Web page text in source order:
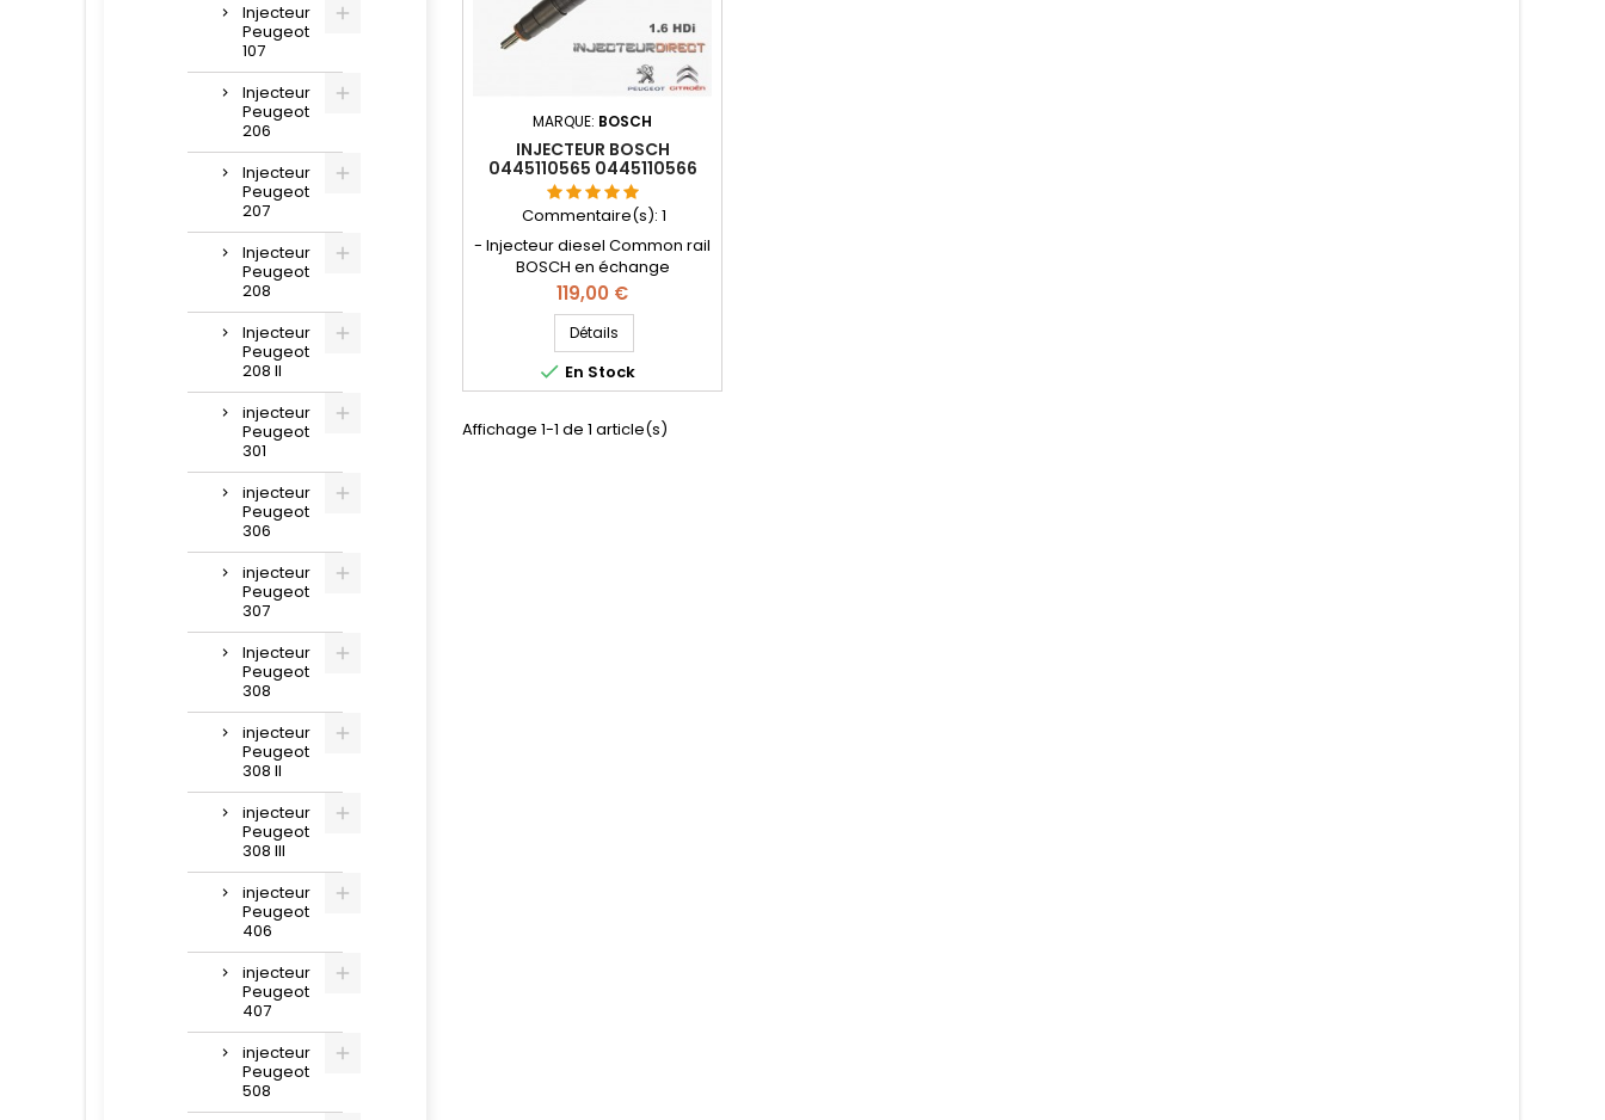
Injecteur
Peugeot
107
Injecteur
Peugeot
206
Injecteur
Peugeot
207
Injecteur
Peugeot
208
Injecteur
Peugeot
208 II
injecteur
Peugeot
301
injecteur
Peugeot
306
injecteur
Peugeot
307
Injecteur
Peugeot
308
injecteur
Peugeot
308 II
injecteur
Peugeot
308 III
injecteur
Peugeot
406
injecteur
Peugeot
407
injecteur
Peugeot
508
MARQUE: BOSCH
INJECTEUR BOSCH
0445110565 0445110566
9802776680
Commentaire(s): 1
- Injecteur diesel Common rail
BOSCH en échange
réparation - Références
compatibles : 0 445 110 565 , 0
445 110 566 , 9802776680 , 98
027 76680 - Pour motorisation
Peugeot Citroen PSA 1.6 HDI
Pièce d’origine
Prix
119,00 €
Détails
 En Stock
Affichage 1-1 de 1 article(s)